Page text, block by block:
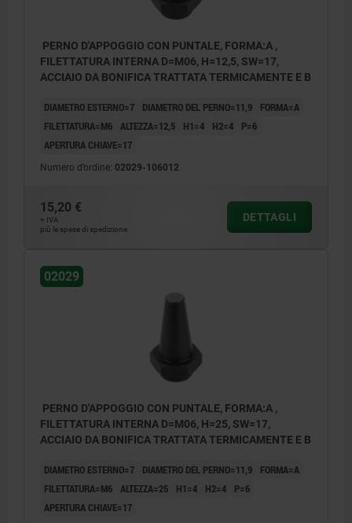
Forma A: superficie piana
Forma C: superficie zigrinata
PERNO D'APPOGGIO CON PUNTALE, FORMA:A ,
FILETTATURA INTERNA D=M06, H=12,5, SW=17,
ACCIAIO DA BONIFICA TRATTATA TERMICAMENTE E B
DIAMETRO ESTERNO=7 DIAMETRO DEL PERNO=11,9
FORMA=A
FILETTATURA=M6 ALTEZZA=12,5 H1=4 H2=4
P=6
APERTURA CHIAVE=17
Numero d’ordine: 02029-106012
15,20 €
+ IVA
più le spese di spedizione
DETTAGLI
02029
PERNO D'APPOGGIO CON PUNTALE, FORMA:A ,
FILETTATURA INTERNA D=M06, H=25, SW=17,
ACCIAIO DA BONIFICA TRATTATA TERMICAMENTE E B
DIAMETRO ESTERNO=7 DIAMETRO DEL PERNO=11,9
FORMA=A
FILETTATURA=M6 ALTEZZA=25 H1=4 H2=4
P=6
APERTURA CHIAVE=17